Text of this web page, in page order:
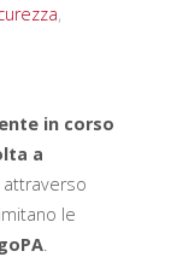
,
in corso
a
le
.